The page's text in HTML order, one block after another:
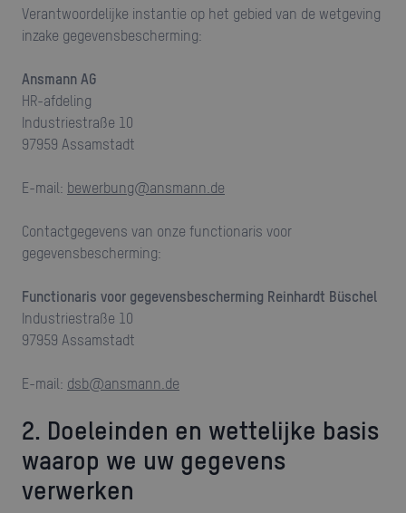
Verantwoordelijke instantie op het gebied van de wetgeving
inzake gegevensbescherming:
Ansmann AG
HR-afdeling
Industriestraße 10
97959 Assamstadt
e-mail: bewerbung@ansmann.de
Contactgegevens van onze functionaris voor
gegevensbescherming:
Functionaris voor gegevensbescherming Reinhardt Büschel
Industriestraße 10
97959 Assamstadt
e-mail: dsb@ansmann.de
2. Doeleinden en wettelijke basis
waarop we uw gegevens
verwerken